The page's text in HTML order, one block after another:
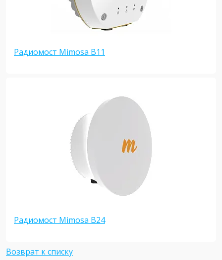
Радиомост Mimosa B11
Радиомост Mimosa B24
Возврат к списку